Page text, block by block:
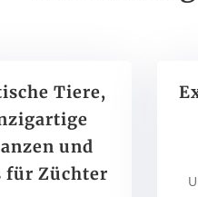
Tiere,
und
für Züchter